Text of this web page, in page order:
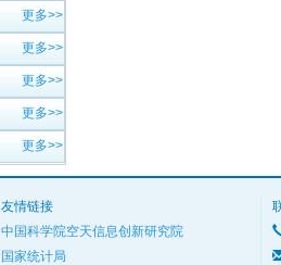
更多>>
更多>>
更多>>
更多>>
更多>>
友情链接
中国科学院空天信息创新研究院
国家统计局